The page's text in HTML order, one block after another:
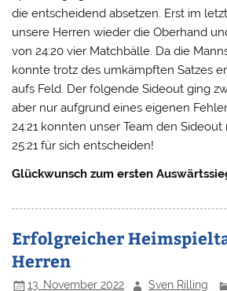
die entscheidend absetzen. Erst im
unsere Herren wieder die Oberhand
von 24:20 vier Matchbälle. Da die
konnte trotz des umkämpften Satzes
aufs Feld. Der folgende Sideout ging
aber nur aufgrund eines eigenen
24:21 konnten unser Team den
25:21 für sich entscheiden!
Glückwunsch zum ersten
Erfolgreicher
Herren
13. November 2022 Sven Rilling